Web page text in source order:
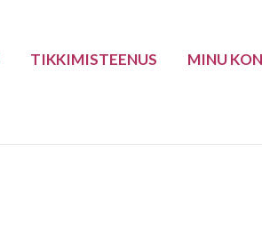
TIKKIMISTEENUS MINU